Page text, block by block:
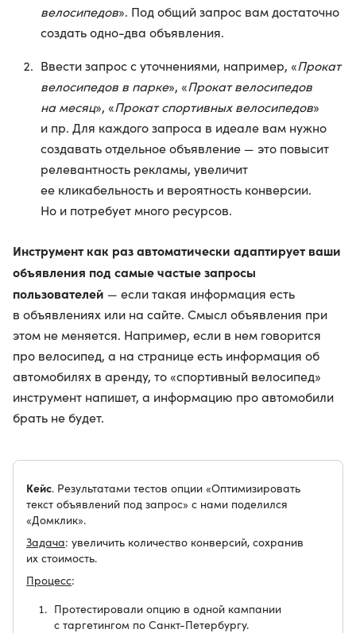
велосипедов». Под общий запрос вам достаточно
создать одно-два объявления.
Ввести запрос с уточнениями, например, «Прокат
велосипедов в парке», «Прокат велосипедов
на месяц», «Прокат спортивных велосипедов»
и пр. Для каждого запроса в идеале вам нужно
создавать отдельное объявление — это повысит
релевантность рекламы, увеличит
ее кликабельность и вероятность конверсии.
Но и потребует много ресурсов.
Инструмент как раз автоматически адаптирует ваши
объявления под самые частые запросы
пользователей — если такая информация есть
в объявлениях или на сайте. Смысл объявления при
этом не меняется. Например, если в нем говорится
про велосипед, а на странице есть информация об
автомобилях в аренду, то «спортивный велосипед»
инструмент напишет, а информацию про автомобили
брать не будет.
Кейс. Результатами тестов опции «Оптимизировать
текст объявлений под запрос» с нами поделился
«Домклик».
Задача: увеличить количество конверсий, сохранив
их стоимость.
Процесс:
Протестировали опцию в одной кампании
с таргетингом по Санкт-Петербургу.